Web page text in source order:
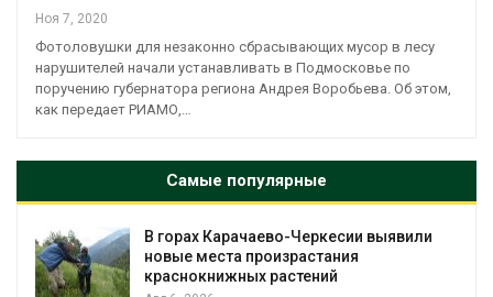
Ноя 7, 2020
Фотоловушки для незаконно сбрасывающих мусор в лесу
нарушителей начали устанавливать в Подмосковье по
поручению губернатора региона Андрея Воробьева. Об этом,
как передает РИАМО,…
Самые популярные
В горах Карачаево-Черкесии выявили
новые места произрастания
краснокнижных растений